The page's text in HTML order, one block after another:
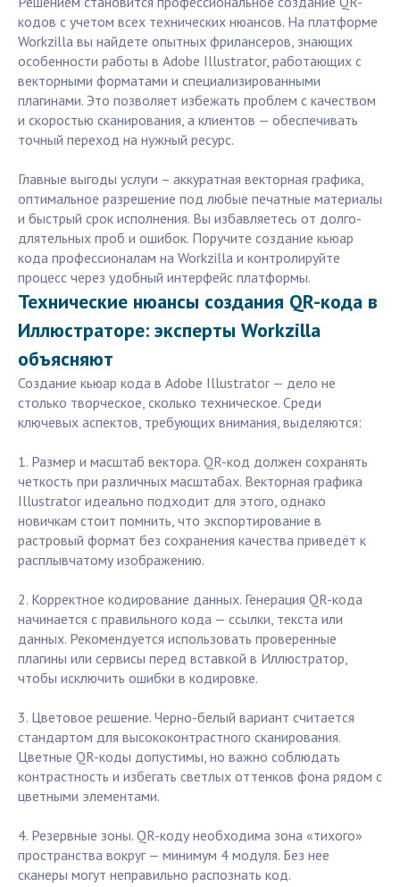
кодов с учетом всех технических нюансов. На платформе
Workzilla вы найдете опытных фрилансеров, знающих
особенности работы в Adobe Illustrator, работающих с
векторными форматами и специализированными
плагинами. Это позволяет избежать проблем с качеством
и скоростью сканирования, а клиентов — обеспечивать
точный переход на нужный ресурс.
Главные выгоды услуги – аккуратная векторная графика,
оптимальное разрешение под любые печатные материалы
и быстрый срок исполнения. Вы избавляетесь от долго-
длятельных проб и ошибок. Поручите создание кьюар
кода профессионалам на Workzilla и контролируйте
процесс через удобный интерфейс платформы.
Технические нюансы создания QR-кода в
Иллюстраторе: эксперты Workzilla
объясняют
Создание кьюар кода в Adobe Illustrator — дело не
столько творческое, сколько техническое. Среди
ключевых аспектов, требующих внимания, выделяются:
1. Размер и масштаб вектора. QR-код должен сохранять
четкость при различных масштабах. Векторная графика
Illustrator идеально подходит для этого, однако
новичкам стоит помнить, что экспортирование в
растровый формат без сохранения качества приведёт к
расплывчатому изображению.
2. Корректное кодирование данных. Генерация QR-кода
начинается с правильного кода — ссылки, текста или
данных. Рекомендуется использовать проверенные
плагины или сервисы перед вставкой в Иллюстратор,
чтобы исключить ошибки в кодировке.
3. Цветовое решение. Черно-белый вариант считается
стандартом для высококонтрастного сканирования.
Цветные QR-коды допустимы, но важно соблюдать
контрастность и избегать светлых оттенков фона рядом с
цветными элементами.
4. Резервные зоны. QR-коду необходима зона «тихого»
пространства вокруг — минимум 4 модуля. Без нее
сканеры могут неправильно распознать код.